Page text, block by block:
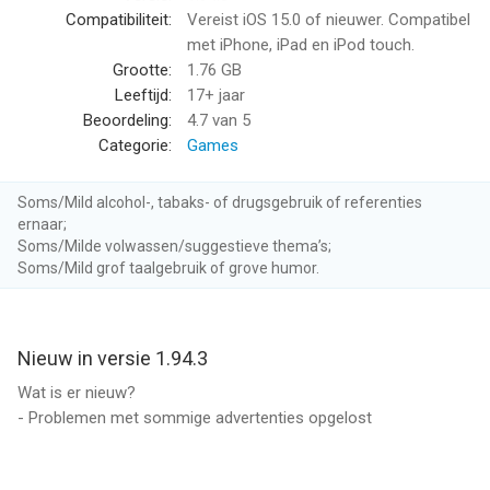
· Kook op talloze plaatsen, van kleine chocolaterieën tot drukke
SPANNEND VERHAAL
· Geniet van een fascinerende en verslavende romantische
unieke persoonlijkheden: mentors, rivalen, potentiële geliefdes
en veel meer!
· Laat je meeslepen door het verhaal van een sterke en
onafhankelijke jonge vrouw
verslavend leuke levels
· Verras je klanten met gerechten die er lekker uitzien én lekker
zijn
Compatibiliteit:
Vereist iOS 15.0 of nieuwer. Compatibel
met iPhone, iPad en iPod touch.
Grootte:
1.76 GB
Leeftijd:
17+ jaar
Beoordeling:
4.7 van 5
Categorie:
Games
Soms/Mild alcohol-, tabaks- of drugsgebruik of referenties
ernaar;
Soms/Milde volwassen/suggestieve thema’s;
Soms/Mild grof taalgebruik of grove humor.
Nieuw in versie 1.94.3
Wat is er nieuw?
- Problemen met sommige advertenties opgelost